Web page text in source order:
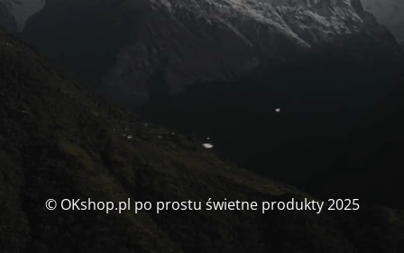
© OKshop.pl po prostu świetne produkty 2025